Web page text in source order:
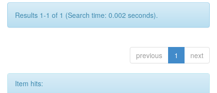
Results 1-1 of 1 (Search time: 0.002 seconds).
previous 1 next
Item hits: